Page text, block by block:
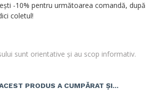
sunt orientative și au scop informativ.
-10% pentru următoarea comandă, după
coletul!
PRODUS A CUMPĂRAT ȘI...